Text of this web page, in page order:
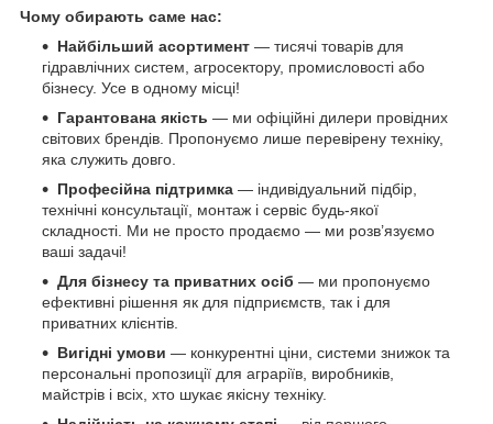
Чому обирають саме нас:
Найбільший асортимент — тисячі товарів для
гідравлічних систем, агросектору, промисловості або
бізнесу. Усе в одному місці!
Гарантована якість — ми офіційні дилери провідних
світових брендів. Пропонуємо лише перевірену техніку,
яка служить довго.
Професійна підтримка — індивідуальний підбір,
технічні консультації, монтаж і сервіс будь-якої
складності. Ми не просто продаємо — ми розв’язуємо
ваші задачі!
Для бізнесу та приватних осіб — ми пропонуємо
ефективні рішення як для підприємств, так і для
приватних клієнтів.
Вигідні умови — конкурентні ціни, системи знижок та
персональні пропозиції для аграріїв, виробників,
майстрів і всіх, хто шукає якісну техніку.